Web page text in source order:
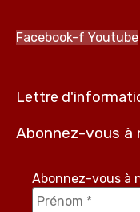
Facebook-f Youtube
Lettre
Abonnez-vous
Abonnez-vous à